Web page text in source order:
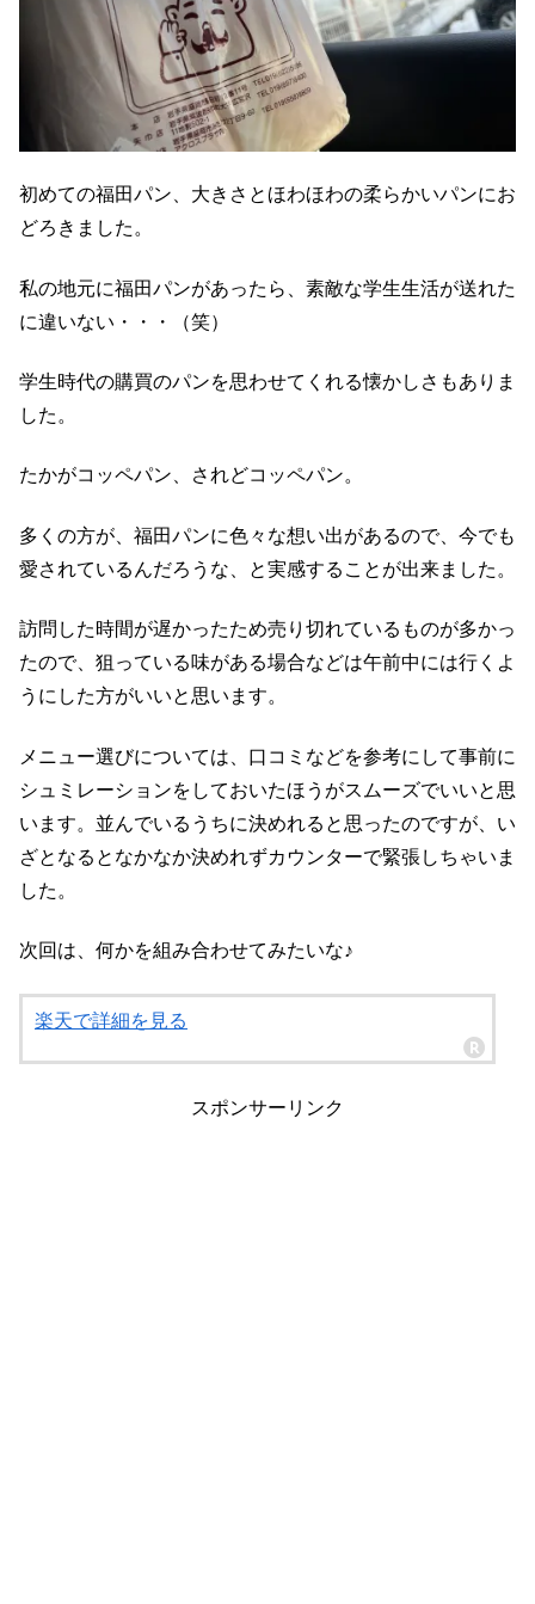
初めての福田パン、大きさとほわほわの柔らかいパンにお
どろきました。
私の地元に福田パンがあったら、素敵な学生生活が送れた
に違いない・・・（笑）
学生時代の購買のパンを思わせてくれる懐かしさもありま
した。
たかがコッペパン、されどコッペパン。
多くの方が、福田パンに色々な想い出があるので、今でも
愛されているんだろうな、と実感することが出来ました。
訪問した時間が遅かったため売り切れているものが多かっ
たので、狙っている味がある場合などは午前中には行くよ
うにした方がいいと思います。
メニュー選びについては、口コミなどを参考にして事前に
シュミレーションをしておいたほうがスムーズでいいと思
います。並んでいるうちに決めれると思ったのですが、い
ざとなるとなかなか決めれずカウンターで緊張しちゃいま
した。
次回は、何かを組み合わせてみたいな♪
楽天で詳細を見る
スポンサーリンク